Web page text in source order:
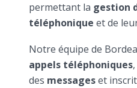
permettant la gestion
téléphonique et de
Notre équipe de
appels téléphoniques
des messageset